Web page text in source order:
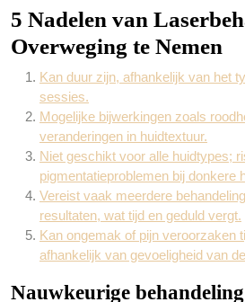
5 Nadelen van
Overweging te Nemen
Kan duur zijn, afhankelijk van het
sessies.
Mogelijke bijwerkingen zoals
veranderingen in huidtextuur.
Niet geschikt voor alle huidtypes;
pigmentatieproblemen bij donkere
Vereist vaak meerdere
resultaten, wat tijd en geduld vergt.
Kan ongemak of pijn veroorzaken
afhankelijk van gevoeligheid van
Nauwkeurige